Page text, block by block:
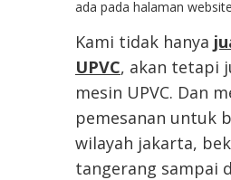
ada pada halaman
Kami tidak hanya
UPVC, akan tetapi
mesin UPVC. Dan
pemesanan untuk
wilayah jakarta,
tangerang sampai